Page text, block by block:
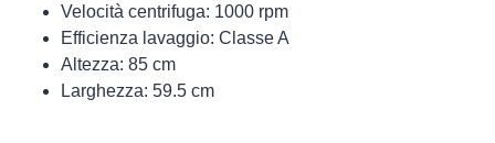
Velocità centrifuga: 1000 rpm
Efficienza lavaggio: Classe A
Altezza: 85 cm
Larghezza: 59.5 cm